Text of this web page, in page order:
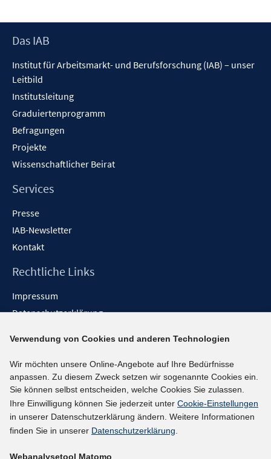
Footer
Das IAB
Institut für Arbeitsmarkt- und Berufsforschung (IAB) – unser
Leitbild
Institutsleitung
Graduiertenprogramm
Befragungen
Projekte
Wissenschaftlicher Beirat
Services
Presse
IAB-Newsletter
Kontakt
Rechtliche Links
Impressum
Datenschutzerklärung
Barrieren melden
Social-Media-Kanäle
BlueSky
YouTube
LinkedIn
Verwendung von Cookies und anderen Technologien
Wir möchten unsere Online-Angebote auf Ihre Bedürfnisse
anpassen. Zu diesem Zweck setzen wir sogenannte Cookies ein.
Sie können selbst entscheiden, welche Cookies Sie zulassen.
Ihre Einwilligung können Sie jederzeit unter Cookie-Einstellungen
in unserer Datenschutzerklärung ändern. Weitere Informationen
finden Sie in unserer Datenschutzerklärung.
Webanalysetool Matomo